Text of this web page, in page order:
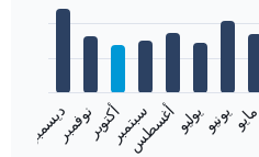
يونيويوليوأغسطس
سبتمبرأكتوبرنوفمبر
ديسمبر